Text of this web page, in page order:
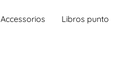
Accessorios Libros punto